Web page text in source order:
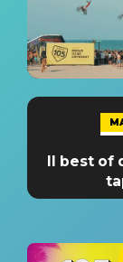
Il best of